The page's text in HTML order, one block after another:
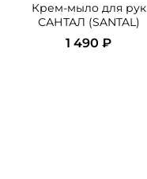
Крем-мыло для рук
САНТАЛ (SANTAL)
1 490 ₽